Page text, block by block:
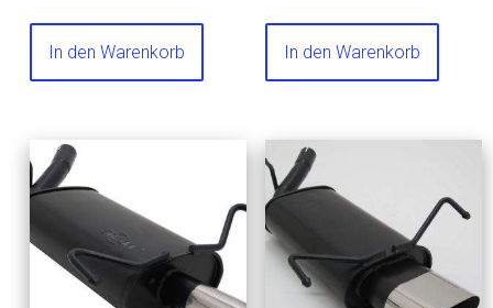
In den Warenkorb In den Warenkorb